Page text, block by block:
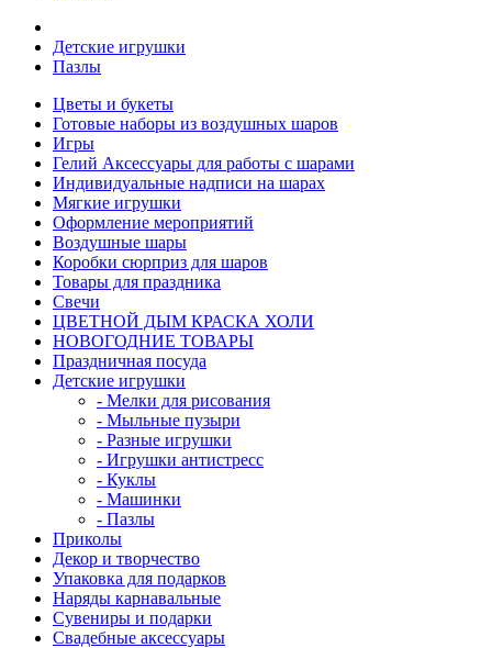
Детские игрушки
Пазлы
Цветы и букеты
Готовые наборы из воздушных шаров
Игры
Гелий Аксессуары для работы с шарами
Индивидуальные надписи на шарах
Мягкие игрушки
Оформление мероприятий
Воздушные шары
Коробки сюрприз для шаров
Товары для праздника
Свечи
ЦВЕТНОЙ ДЫМ КРАСКА ХОЛИ
НОВОГОДНИЕ ТОВАРЫ
Праздничная посуда
Детские игрушки
- Мелки для рисования
- Мыльные пузыри
- Разные игрушки
- Игрушки антистресс
- Куклы
- Машинки
- Пазлы
Приколы
Декор и творчество
Упаковка для подарков
Наряды карнавальные
Сувениры и подарки
Свадебные аксессуары